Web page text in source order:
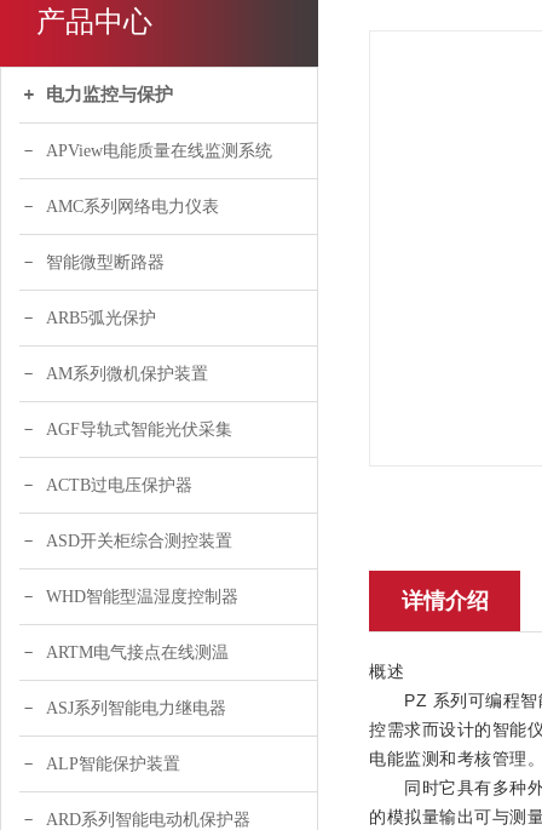
产品中心
电力监控与保护
APView电能质量在线监测系统
AMC系列网络电力仪表
智能微型断路器
ARB5弧光保护
AM系列微机保护装置
AGF导轨式智能光伏采集
ACTB过电压保护器
ASD开关柜综合测控装置
WHD智能型温湿度控制器
ARTM电气接点在线测温
ASJ系列智能电力继电器
ALP智能保护装置
ARD系列智能电动机保护器
详情介绍
概述
PZ 系列可编程智
控需求而设计的智能
电能监测和考核管理
同时它具有多种外
的模拟量输出可与测